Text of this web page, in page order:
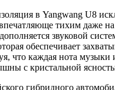
в Yangwang U8
впечатляюще тихим даже
звуковой
обеспечивает
что каждая нота музыки
с кристальной
гибридного